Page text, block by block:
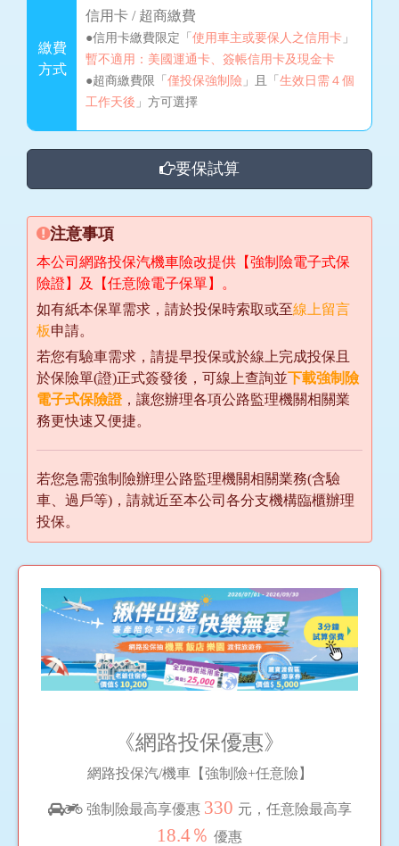
繳費
方式
信用卡 / 超商繳費
●信用卡繳費限定「 使用車主或要保人之信用卡 」
暫不適用：美國運通卡、簽帳信用卡及現金卡
●超商繳費限「 僅投保強制險 」且「 生效日需４個
工作天後 」方可選擇
要保試算
注意事項
本公司網路投保汽機車險改提供【強制險電子式保
險證】及【任意險電子保單】。
如有紙本保單需求，請於投保時索取或至線上留言
板申請。
若您有驗車需求，請提早投保或於線上完成投保且
於保險單(證)正式簽發後，可線上查詢並下載強制險
電子式保險證，讓您辦理各項公路監理機關相關業
務更快速又便捷。
若您急需強制險辦理公路監理機關相關業務(含驗
車、過戶等)，請就近至本公司各分支機構臨櫃辦理
投保。
《網路投保優惠》
網路投保汽/機車【強制險+任意險】
強制險最高享優惠 330 元，任意險最高享
18.4％ 優惠